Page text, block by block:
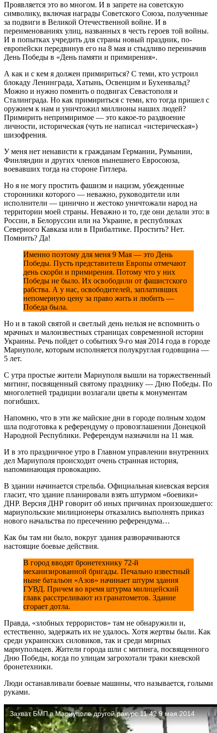
Проявляется это во многом. И в запрете на советскую
символику, включая награды Советского Союза, полученные
за подвиги в Великой Отечественной войне. И в
переименованиях улиц, названных в честь героев той войны.
И в попытках учредить для страны новый праздник, по-
европейски передвинув его на 8 мая и стыдливо переиначив
День Победы в «День памяти и примирения».
А как и с кем я должен примириться? С теми, кто устроил
блокаду Ленинграда, Хатынь, Освенцим и Бухенвальд?
Можно и нужно помнить о подвигах Севастополя и
Сталинграда. Но как примириться с теми, кто тогда пришел с
оружием к нам и уничтожил миллионы наших людей?
Примирить непримиримое — это какое-то раздвоение
личности, историческая (чуть не написал «истерическая»)
шизофрения.
У меня нет ненависти к гражданам Германии, Румынии,
Финляндии и других членов нынешнего Евросоюза,
воевавших тогда на стороне Гитлера.
Но я не могу простить фашизм и нацизм, убежденные
сторонники которого — неважно, руководители или
исполнители — цинично и жестоко уничтожали народ на
территории моей страны. Неважно и то, где они делали это: в
России, в Белоруссии или на Украине, в республиках
Северного Кавказа или в Прибалтике. Простить? Нет.
Помнить? Да!
Именно поэтому для меня 9 Мая — это День
Победы. Пусть представители Европы отмечают
день скорби и примирения. Потому что у них
Победы не было. Их освободили от фашистского
рабства. А у нас, освободителей, заплативших
непомерную цену за право жить и любить —
Победа была.
Но и в такой святой и светлый день нельзя не вспомнить о
мрачных и малоизвестных страницах современной истории
Украины. Речь пойдет о событиях 9-го мая 2014 года в городе
Мариуполе, которым исполняется полукруглая годовщина —
5 лет.
С утра простые жители Мариуполя вышли на торжественный
митинг, посвященный святому празднику — Дню Победы. По
многолетней традиции возлагали цветы к монументам
погибших.
Напомню, что в эти же майские дни в городе полным ходом
шла подготовка к референдуму о провозглашении Донецкой
Народной Республики. Референдум назначили на 11 мая.
И в это праздничное утро в Главном управлении внутренних
дел Мариуполя происходит очень странная история,
напоминающая провокацию.
В здании начинается стрельба. Официальная киевская версия
гласит, что здание планировали взять штурмом «боевики»
ДНР. Версия ДНР говорит об иных причинах произошедшего:
мариупольские милиционеры отказались выполнять приказ
нового начальства по пресечению референдума…
Как бы там ни было, вокруг здания разворачиваются
настоящие боевые действия.
В город вводят бронетехнику 72-й
механизированной бригады. Печально известный
ныне батальон «Азов» начинает штурм здания
ГУВД. Причем во время штурма милицейский
главк расстреливают из гранатометов. Здание
сгорает дотла.
Правда, «злобных террористов» там не обнаружили и,
естественно, задержать их не удалось. Хотя жертвы были. Как
среди украинских силовиков, так и среди мирных
мариупольцев. Жители города шли с митинга, посвященного
Дню Победы, когда по улицам загрохотали траки киевской
бронетехники.
Люди останавливали боевые машины, что называется, голыми
руками.